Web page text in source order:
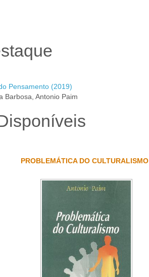
Pensamento (2019)
Barbosa, Antonio Paim
PROBLEMÁTICA DO CULTURALISMO